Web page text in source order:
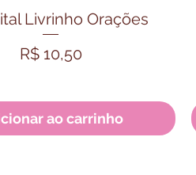
rápida
Livrinho Orações
Preço
R$ 10,50
ao carrinho